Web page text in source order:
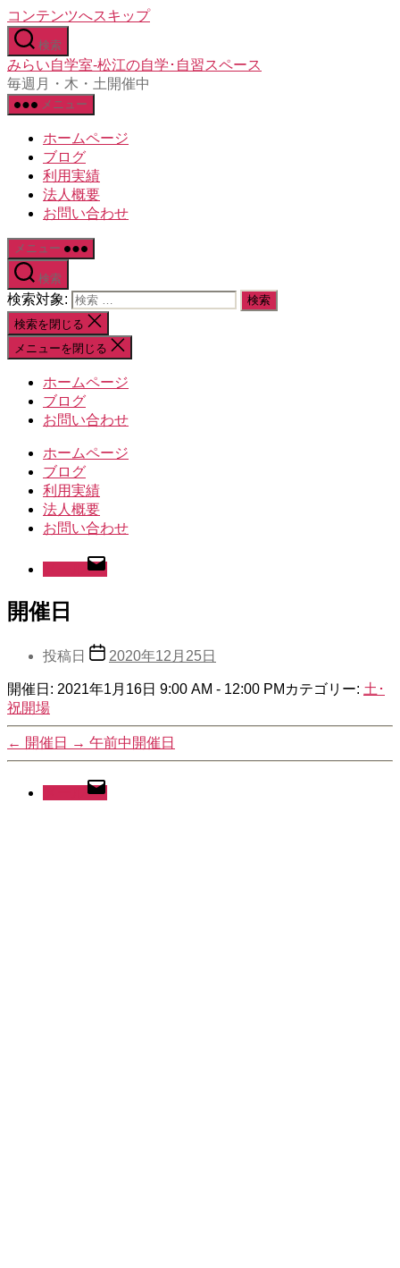
コンテンツへスキップ
検索
みらい自学室-松江の自学･自習スペース
毎週月・木・土開催中
メニュー
ホームページ
ブログ
利用実績
法人概要
お問い合わせ
メニュー
検索
検索対象:
検索を閉じる
メニューを閉じる
ホームページ
ブログ
お問い合わせ
ホームページ
ブログ
利用実績
法人概要
お問い合わせ
開催日
投稿日 2020年12月25日
開催日: 2021年1月16日 9:00 AM - 12:00 PM カテゴリー: 土･
祝開場
← 開催日 → 午前中開催日